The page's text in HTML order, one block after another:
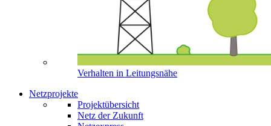
Verhalten in Leitungsnähe
Netzprojekte
Projektübersicht
Netz der Zukunft